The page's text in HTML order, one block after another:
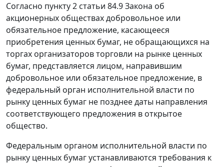
Согласно пункту 2 статьи 84.9Закона об
акционерных обществах добровольное или
обязательное предложение, касающееся
приобретения ценных бумаг, не обращающихся на
торгах организаторов торговли на рынке ценных
бумаг, представляется лицом, направившим
добровольное или обязательное предложение, в
федеральный орган исполнительной власти по
рынку ценных бумаг не позднее даты направления
соответствующего предложения в открытое
общество.
Федеральным органом исполнительной власти по
рынку ценных бумаг устанавливаются требования к